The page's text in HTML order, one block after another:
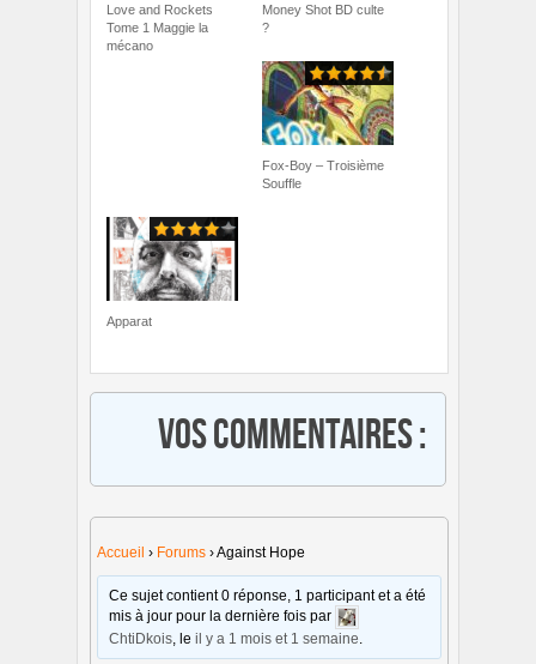
Love and Rockets
Tome 1 Maggie la
mécano
Money Shot BD culte
?
Fox-Boy – Troisième
Souffle
Apparat
Vos commentaires :
Accueil › Forums ›Against Hope
Ce sujet contient 0 réponse, 1 participant et a été
mis à jour pour la dernière fois par
ChtiDkois , leil y a 1 mois et 1 semaine